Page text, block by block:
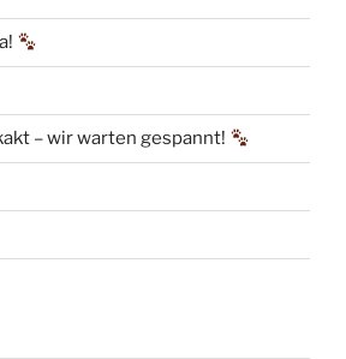
– wir warten gespannt!